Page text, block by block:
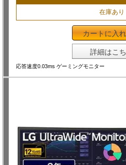
在庫あり
カートに入
詳細はこ
応答速度0.03ms ゲーミングモニター